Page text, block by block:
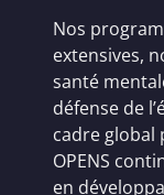
Nos
extensives,
santé
défense de
cadre global
OPENS
en